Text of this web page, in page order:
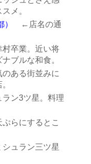
メ。
←店名の通
卒業。近い将
ブルな和食。
ある街並みに
ン3ツ星。料理
らにするとこ
ュラン三ツ星